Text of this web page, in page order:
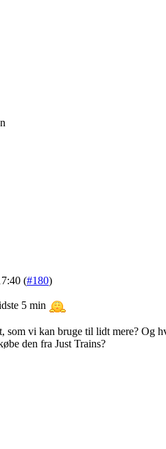
(#180)
5 min
som vi kan bruge til lidt mere? Og
den fra Just Trains?